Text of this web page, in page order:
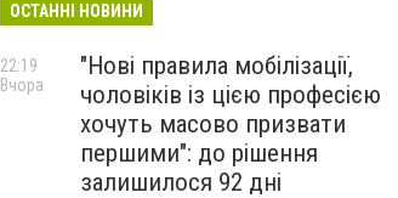
ОСТАННІ НОВИНИ
"Нові правила мобілізації,
чоловіків із цією професією
хочуть масово призвати
першими": до рішення
залишилося 92 дні
22:19
Вчора